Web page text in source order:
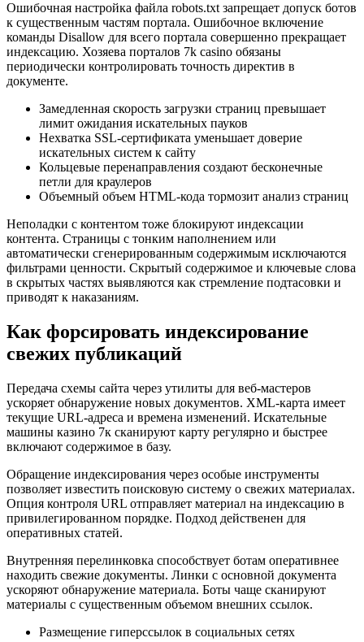
Ошибочная настройка файла robots.txt запрещает допуск ботов
к существенным частям портала. Ошибочное включение
команды Disallow для всего портала совершенно прекращает
индексацию. Хозяева порталов 7k casino обязаны
периодически контролировать точность директив в
документе.
Замедленная скорость загрузки страниц превышает
лимит ожидания искательных пауков
Нехватка SSL-сертификата уменьшает доверие
искательных систем к сайту
Кольцевые перенаправления создают бесконечные
петли для краулеров
Объемный объем HTML-кода тормозит анализ страниц
Неполадки с контентом тоже блокируют индексации
контента. Страницы с тонким наполнением или
автоматически сгенерированным содержимым исключаются
фильтрами ценности. Скрытый содержимое и ключевые слова
в скрытых частях выявляются как стремление подтасовки и
приводят к наказаниям.
Как форсировать индексирование
свежих публикаций
Передача схемы сайта через утилиты для веб-мастеров
ускоряет обнаружение новых документов. XML-карта имеет
текущие URL-адреса и времена изменений. Искательные
машины казино 7к сканируют карту регулярно и быстрее
включают содержимое в базу.
Обращение индексирования через особые инструменты
позволяет известить поисковую систему о свежих материалах.
Опция контроля URL отправляет материал на индексацию в
привилегированном порядке. Подход действенен для
оперативных статей.
Внутренняя перелинковка способствует ботам оперативнее
находить свежие документы. Линки с основной документа
ускоряют обнаружение материала. Боты чаще сканируют
материалы с существенным объемом внешних ссылок.
Размещение гиперссылок в социальных сетях